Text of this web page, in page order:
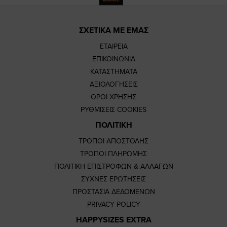
ΣΧΕΤΙΚΑ ΜΕ ΕΜΑΣ
ΕΤΑΙΡΕΙΑ
ΕΠΙΚΟΙΝΩΝΙΑ
ΚΑΤΑΣΤΗΜΑΤΑ
ΑΞΙΟΛΟΓΗΣΕΙΣ
ΟΡΟΙ ΧΡΗΣΗΣ
ΡΥΘΜΙΣΕΙΣ COOKIES
ΠΟΛΙΤΙΚΗ
ΤΡΟΠΟΙ ΑΠΟΣΤΟΛΗΣ
ΤΡΟΠΟΙ ΠΛΗΡΩΜΗΣ
ΠΟΛΙΤΙΚΗ ΕΠΙΣΤΡΟΦΩΝ & ΑΛΛΑΓΩΝ
ΣΥΧΝΕΣ ΕΡΩΤΗΣΕΙΣ
ΠΡΟΣΤΑΣΙΑ ΔΕΔΟΜΕΝΩΝ
PRIVACY POLICY
HAPPYSIZES EXTRA